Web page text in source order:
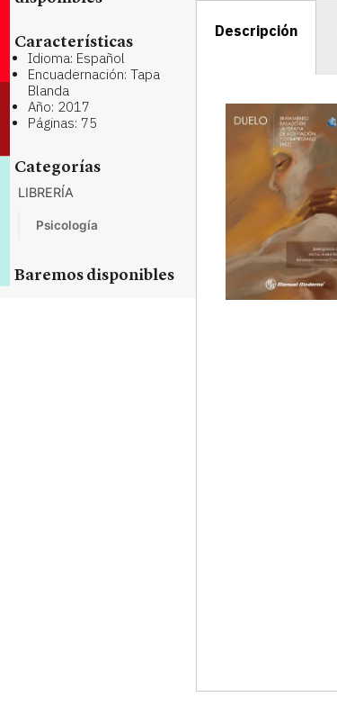
Características
Idioma: Español
Encuadernación: Tapa
Blanda
Año: 2017
Páginas: 75
Categorías
LIBRERÍA
Psicología
Baremos disponibles
Descripción